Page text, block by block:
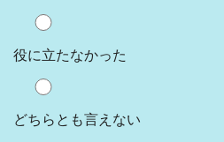
役に立たなかった
どちらとも言えない